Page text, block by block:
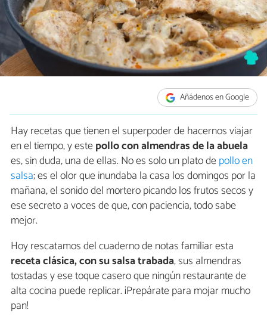
Añádenos en Google
Hay recetas que tienen el superpoder de hacernos viajar
en el tiempo, y estepollo con almendras de la abuela
es, sin duda, una de ellas. No es solo un plato depollo en
salsa; es el olor que inundaba la casa los domingos por la
mañana, el sonido del mortero picando los frutos secos y
ese secreto a voces de que, con paciencia, todo sabe
mejor.
Hoy rescatamos del cuaderno de notas familiar esta
receta clásica, con su salsa trabada, sus almendras
tostadas y ese toque casero que ningún restaurante de
alta cocina puede replicar. ¡Prepárate para mojar mucho
pan!